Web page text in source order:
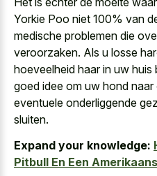
Yorkie Poo niet 100% van
medische problemen die
veroorzaken. Als u losse
hoeveelheid haar in uw huis
goed idee om uw hond naar
eventuele onderliggende
sluiten.
Expand your knowledge:
Pitbull En Een